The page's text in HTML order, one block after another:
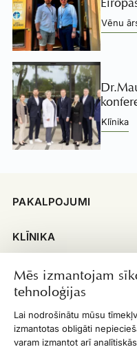
Mēs izmantojam
tehnoloģijas
Lai nodrošinātu mūsu
izmantotas obligāti
varam izmantot arī
Vēnu
Klīnika
PAKALPOJUMI
KLĪNIKA
INFORMĀCIJA
DARBA LAIKS